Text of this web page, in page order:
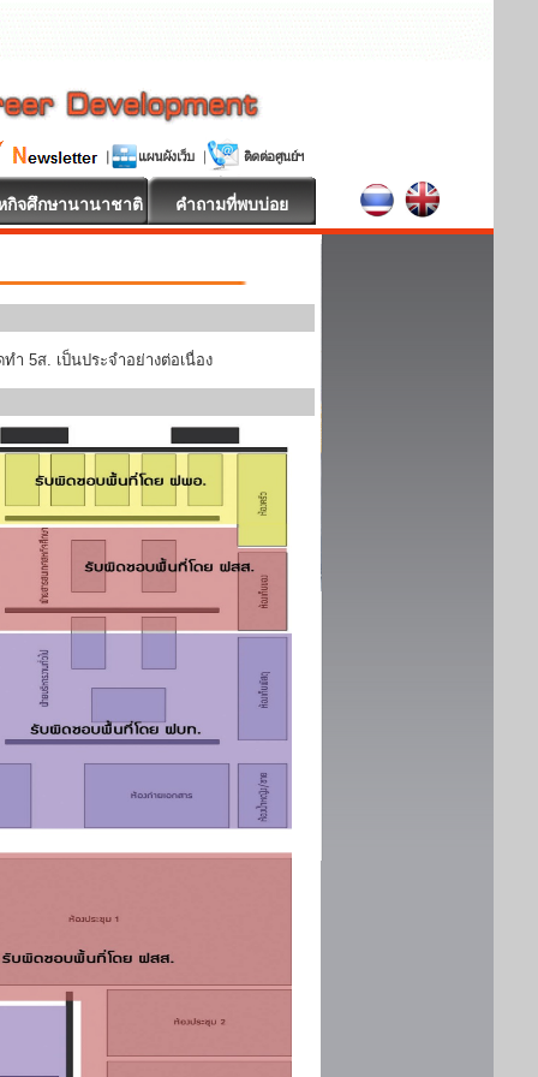
กิจศึกษานานาชาติ คำถามที่พบบ่อย
5ส. เป็นประจำอย่างต่อเนื่อง